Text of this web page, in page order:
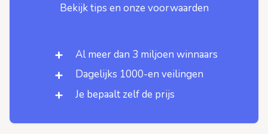
Bekijk tips en onze voorwaarden
Al meer dan 3 miljoen winnaars
Dagelijks 1000-en veilingen
Je bepaalt zelf de prijs